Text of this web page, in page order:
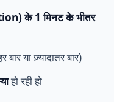
के 1 मिनट के भीतर
बार या ज़्यादातर बार)
हो रही हो